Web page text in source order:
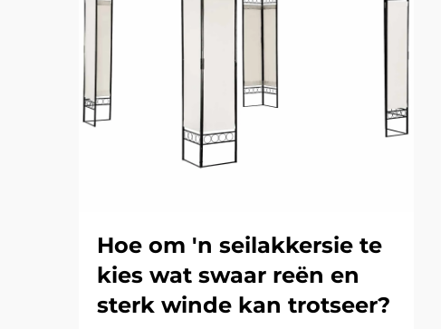
Hoe om 'n seilakkersie te
kies wat swaar reën en
sterk winde kan trotseer?